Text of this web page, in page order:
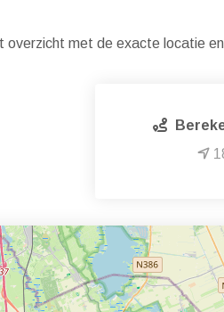
met de exacte locatie